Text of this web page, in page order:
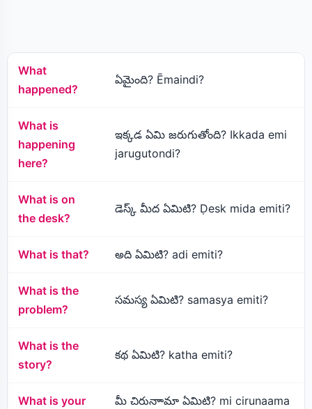
What
happened?
ఏమైంది? Ēmaindi?
What is
happening
here?
ఇక్కడ ఏమి జరుగుతోంది? Ikkada emi
jarugutondi?
What is on
the desk?
డెస్క్ మీద ఏమిటి? Ḍesk mida emiti?
What is that? అది ఏమిటి? adi emiti?
What is the
problem?
సమస్య ఏమిటి? samasya emiti?
What is the
story?
కథ ఏమిటి? katha emiti?
What is your
మీ చిరునాామా ఏమిటి? mi cirunaama